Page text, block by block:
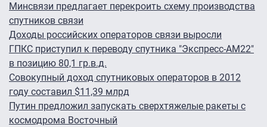
Минсвязи предлагает перекроить схему производства
спутников связи
Доходы российских операторов связи выросли
ГПКС приступил к переводу спутника "Экспресс-АМ22″
в позицию 80,1 гр.в.д.
Совокупный доход спутниковых операторов в 2012
году составил $11,39 млрд
Путин предложил запускать сверхтяжелые ракеты с
космодрома Восточный